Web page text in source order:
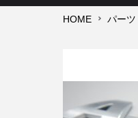
HOME パーツ